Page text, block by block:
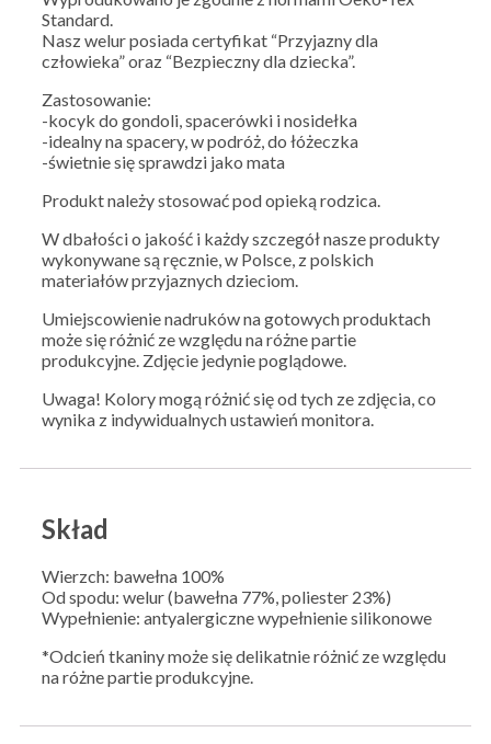
Standard.
Nasz welur posiada certyfikat “Przyjazny dla
człowieka” oraz “Bezpieczny dla dziecka”.
Zastosowanie:
-kocyk do gondoli, spacerówki i nosidełka
-idealny na spacery, w podróż, do łóżeczka
-świetnie się sprawdzi jako mata
Produkt należy stosować pod opieką rodzica.
W dbałości o jakość i każdy szczegół nasze produkty
wykonywane są ręcznie, w Polsce, z polskich
materiałów przyjaznych dzieciom.
Umiejscowienie nadruków na gotowych produktach
może się różnić ze względu na różne partie
produkcyjne. Zdjęcie jedynie poglądowe.
Uwaga! Kolory mogą różnić się od tych ze zdjęcia, co
wynika z indywidualnych ustawień monitora.
Skład
Wierzch: bawełna 100%
Od spodu: welur (bawełna 77%, poliester 23%)
Wypełnienie: antyalergiczne wypełnienie silikonowe
*Odcień tkaniny może się delikatnie różnić ze względu
na różne partie produkcyjne.